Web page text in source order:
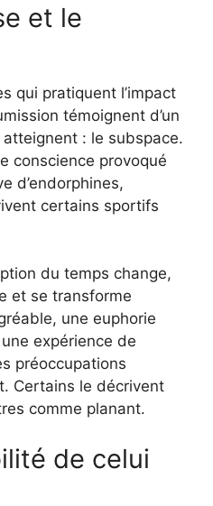
et le
qui pratiquent l’impact
témoignent d’un
atteignent : le subspace.
conscience provoqué
d’endorphines,
certains sportifs
du temps change,
et se transforme
une euphorie
une expérience de
préoccupations
Certains le décrivent
comme planant.
de celui